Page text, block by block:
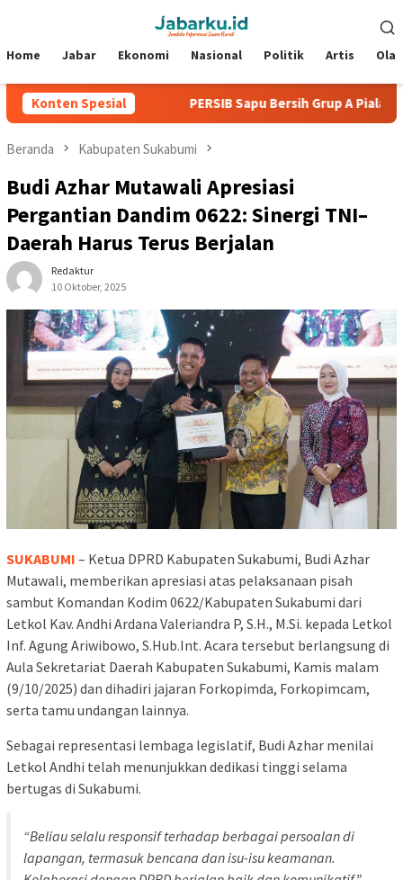
Mobile
Home Jabar Ekonomi Nasional Politik Artis
Konten Spesial
Kebobolan PERSIB Sapu Bersih Grup A Piala
Beranda Kabupaten Sukabumi
Budi Azhar Mutawali Apresiasi
Pergantian Dandim 0622: Sinergi TNI–
Daerah Harus Terus Berjalan
Redaktur
10 Oktober, 2025
SUKABUMI – Ketua DPRD Kabupaten Sukabumi, Budi Azhar
Mutawali, memberikan apresiasi atas pelaksanaan pisah
sambut Komandan Kodim 0622/Kabupaten Sukabumi dari
Letkol Kav. Andhi Ardana Valeriandra P, S.H., M.Si. kepada Letkol
Inf. Agung Ariwibowo, S.Hub.Int. Acara tersebut berlangsung di
Aula Sekretariat Daerah Kabupaten Sukabumi, Kamis malam
(9/10/2025) dan dihadiri jajaran Forkopimda, Forkopimcam,
serta tamu undangan lainnya.
Sebagai representasi lembaga legislatif, Budi Azhar menilai
Letkol Andhi telah menunjukkan dedikasi tinggi selama
bertugas di Sukabumi.
“Beliau selalu responsif terhadap berbagai persoalan di
lapangan, termasuk bencana dan isu-isu keamanan.